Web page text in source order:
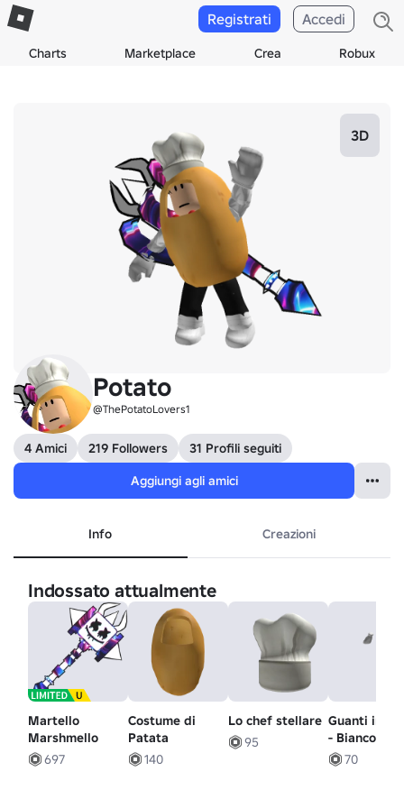
Charts Marketplace Crea Robux
Registrati Accedi
3D
Potato
@ThePotatoLovers1
4 Amici 219 Followers
31 Profili seguiti
Aggiungi agli amici
Info Creazioni
Indossato attualmente
Martello
Marshmello
697
Costume di
Patata
140
Lo chef stellare
95
Guanti
- Bianco
70